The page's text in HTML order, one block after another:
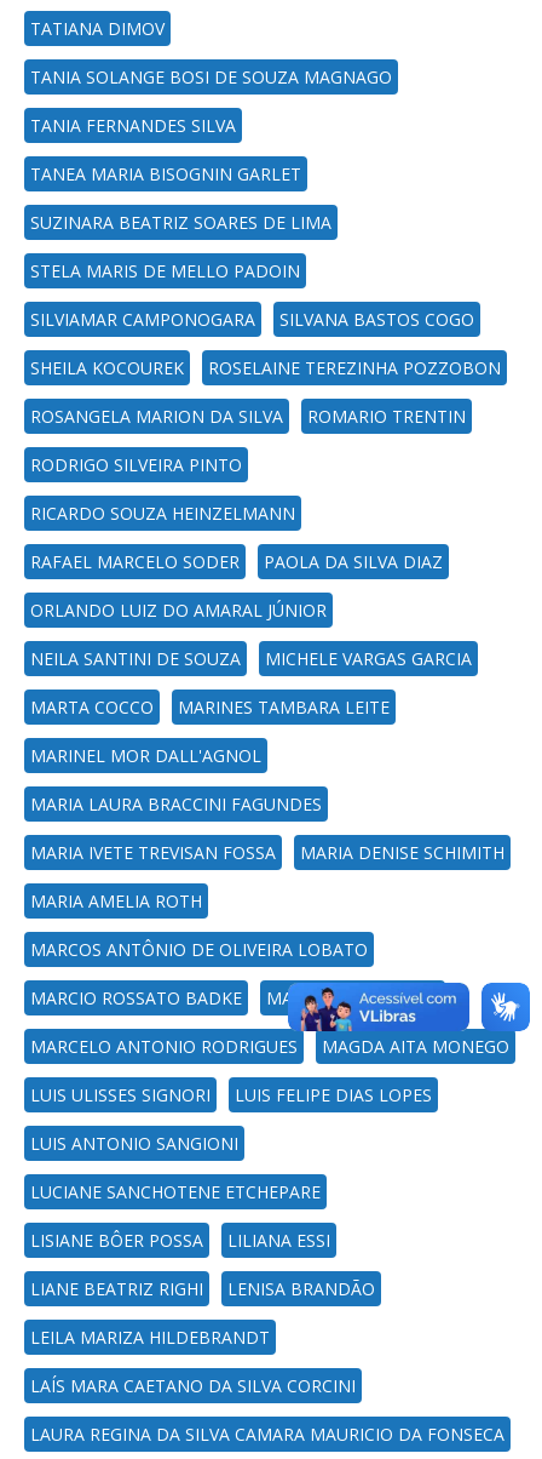
TATIANA DIMOV
TANIA SOLANGE BOSI DE SOUZA MAGNAGO
TANIA FERNANDES SILVA
TANEA MARIA BISOGNIN GARLET
SUZINARA BEATRIZ SOARES DE LIMA
STELA MARIS DE MELLO PADOIN
SILVIAMAR CAMPONOGARA SILVANA BASTOS COGO
SHEILA KOCOUREK ROSELAINE TEREZINHA POZZOBON
ROSANGELA MARION DA SILVA ROMARIO TRENTIN
RODRIGO SILVEIRA PINTO
RICARDO SOUZA HEINZELMANN
RAFAEL MARCELO SODER PAOLA DA SILVA DIAZ
ORLANDO LUIZ DO AMARAL JÚNIOR
NEILA SANTINI DE SOUZA MICHELE VARGAS GARCIA
MARTA COCCO MARINES TAMBARA LEITE
MARINEL MOR DALL'AGNOL
MARIA LAURA BRACCINI FAGUNDES
MARIA IVETE TREVISAN FOSSA MARIA DENISE SCHIMITH
MARIA AMELIA ROTH
MARCOS ANTÔNIO DE OLIVEIRA LOBATO
MARCIO ROSSATO BADKE MARCELO BATTESINI
MARCELO ANTONIO RODRIGUES MAGDA AITA MONEGO
LUIS ULISSES SIGNORI LUIS FELIPE DIAS LOPES
LUIS ANTONIO SANGIONI
LUCIANE SANCHOTENE ETCHEPARE
LISIANE BÔER POSSA LILIANA ESSI
LIANE BEATRIZ RIGHI LENISA BRANDÃO
LEILA MARIZA HILDEBRANDT
LAÍS MARA CAETANO DA SILVA CORCINI
LAURA REGINA DA SILVA CAMARA MAURICIO DA FONSECA